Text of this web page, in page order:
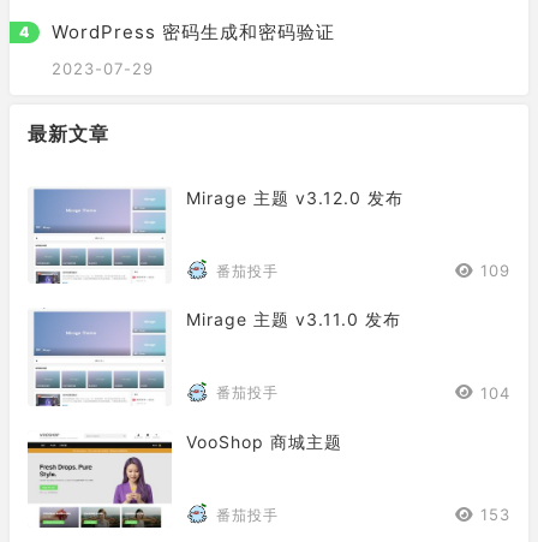
WordPress 密码生成和密码验证
2023-07-29
最新文章
Mirage 主题 v3.12.0 发布
番茄投手 109
Mirage 主题 v3.11.0 发布
番茄投手 104
VooShop 商城主题
番茄投手 153